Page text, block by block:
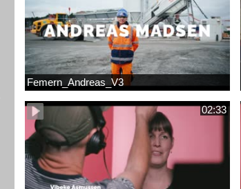
Femern_Andreas_V3
02:33